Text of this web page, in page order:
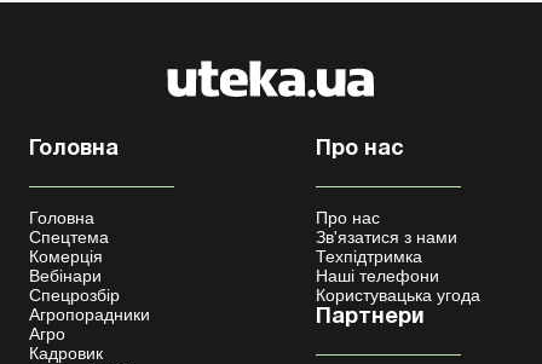
Головна
Головна
Спецтема
Комерція
Вебінари
Спецрозбір
Агропорадники
Агро
Кадровик
Про нас
Про нас
Зв'язатися з нами
Техпідтримка
Наші телефони
Користувацька угода
Партнери